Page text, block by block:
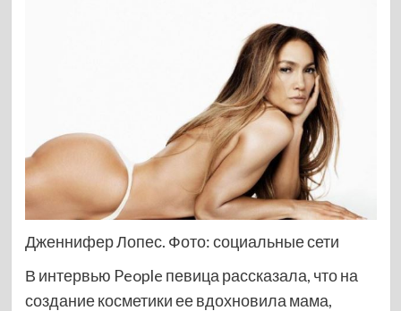
Дженнифер Лопес. Фото: социальные сети
В интервью People певица рассказала, что на
создание косметики ее вдохновила мама,